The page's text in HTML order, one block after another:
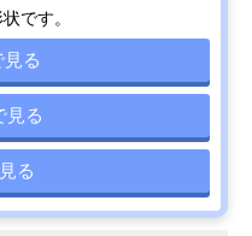
です。
る
見る
る